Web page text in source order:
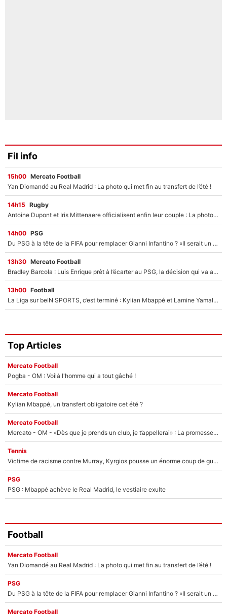
Fil info
15h00 Mercato Football
Yan Diomandé au Real Madrid : La photo qui met fin au transfert de l’été !
14h15 Rugby
Antoine Dupont et Iris Mittenaere officialisent enfin leur couple : La photo qui enflamme les réseaux sociaux
14h00 PSG
Du PSG à la tête de la FIFA pour remplacer Gianni Infantino ? «Il serait un mauvais président», le patron de la Liga s'attaque à Nasser Al-Khelaïfi !
13h30 Mercato Football
Bradley Barcola : Luis Enrique prêt à l’écarter au PSG, la décision qui va accélérer son transfert à Liverpool ?
13h00 Football
La Liga sur beIN SPORTS, c’est terminé : Kylian Mbappé et Lamine Yamal changent de chaîne, «le moment était venu d'ouvrir un nouveau chapitre»
Top Articles
Mercato Football
Pogba - OM : Voilà l'homme qui a tout gâché !
Mercato Football
Kylian Mbappé, un transfert obligatoire cet été ?
Mercato Football
Mercato - OM - «Dès que je prends un club, je t’appellerai» : La promesse de Marcelino au moment de claquer la porte
Tennis
Victime de racisme contre Murray, Kyrgios pousse un énorme coup de gueule !
PSG
PSG : Mbappé achève le Real Madrid, le vestiaire exulte
Football
Mercato Football
Yan Diomandé au Real Madrid : La photo qui met fin au transfert de l’été !
PSG
Du PSG à la tête de la FIFA pour remplacer Gianni Infantino ? «Il serait un mauvais président», le patron de la Liga s'attaque à Nasser Al-Khelaïfi !
Mercato Football